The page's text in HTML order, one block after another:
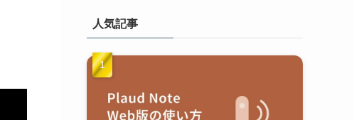
人気記事